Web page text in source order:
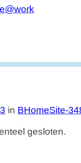
in BHomeSite-
gesloten.